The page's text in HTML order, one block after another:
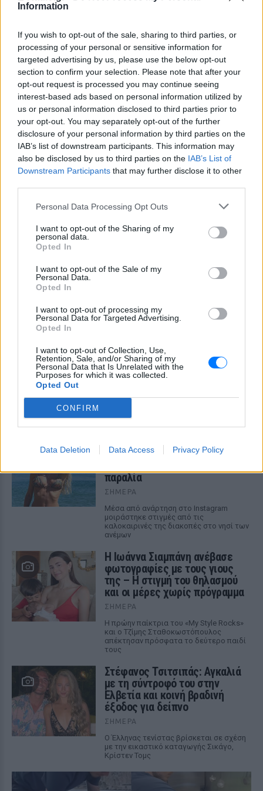
Information
If you wish to opt-out of the sale, sharing to third parties, or
processing of your personal or sensitive information for
targeted advertising by us, please use the below opt-out
section to confirm your selection. Please note that after your
opt-out request is processed you may continue seeing
interest-based ads based on personal information utilized by
us or personal information disclosed to third parties prior to
your opt-out. You may separately opt-out of the further
disclosure of your personal information by third parties on the
IAB’s list of downstream participants. This information may
also be disclosed by us to third parties on the IAB’s List of
Downstream Participants that may further disclose it to other
Personal Data Processing Opt Outs
I want to opt-out of the Sharing of my
personal data.
Opted In
I want to opt-out of the Sale of my
Personal Data.
Opted In
I want to opt-out of processing my
Personal Data for Targeted Advertising.
Opted In
I want to opt-out of Collection, Use,
Retention, Sale, and/or Sharing of my
Personal Data that Is Unrelated with the
Purposes for which it was collected.
Opted Out
CONFIRM
Data Deletion Data Access Privacy Policy
Ομορφιά, Σχέσεις και φυσικάCelebritiesστο νέο
Pink.gr!
Ακολουθήστε το E-Radio.gr και στο Instagram
ΔΙΑΦΗΜΙΣΗ
ΔΕΙΤΕ ΕΠΙΣΗΣ
ΣΤΗΝ ΙΔΙΑ ΚΑΤΗΓΟΡΙΑ
Διακοπές στη Μύκονο για τη
Βάλια Χατζηθεοδώρου ‑ οι
παραλία
ΣΉΜΕΡΑ
Μέσα από ανάρτηση στο Instagram
μοιράστηκε στιγμές από τις
καλοκαιρινές της διακοπές στο νησί των
ανέμων
H Ιωάννα Σιαμπάνη ανέβασε
φωτογραφίες με τους γιους
της – Η στιγμή του θηλασμού
και οι μέρες χωρίς πρόγραμμα
ΣΉΜΕΡΑ
Η πρώην παίκτρια του «My Style Rocks»
και ο Τζίμης Σταθοκωστόπουλος
απέκτησαν πρόσφατα το δεύτερο παιδί
τους
Στέφανος Τσιτσιπάς: Αγκαλιά
με τη σύντροφό του στην
Ελβετία και κοινή βραδινή
έξοδος για δείπνο
ΣΉΜΕΡΑ
Ο Έλληνας τενίστας βρίσκεται σε σχέση
με την εικαστικό καταγωγής Σικάγο,
Κρίστεν Τομς